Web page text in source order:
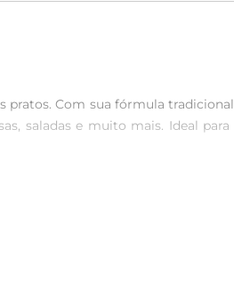
pratos. Com sua fórmula
saladas e muito mais. Ideal